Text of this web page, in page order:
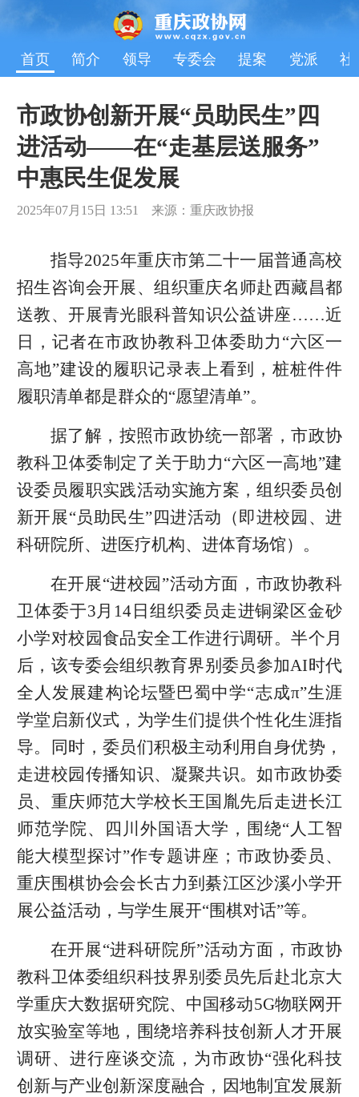
首页 简介 领导 专委会 提案 党派 社
市政协创新开展“员助民生”四
进活动——在“走基层送服务”
中惠民生促发展
2025年07月15日 13:51 来源：重庆政协报
指导2025年重庆市第二十一届普通高校
招生咨询会开展、组织重庆名师赴西藏昌都
送教、开展青光眼科普知识公益讲座……近
日，记者在市政协教科卫体委助力“六区一
高地”建设的履职记录表上看到，桩桩件件
履职清单都是群众的“愿望清单”。
据了解，按照市政协统一部署，市政协
教科卫体委制定了关于助力“六区一高地”建
设委员履职实践活动实施方案，组织委员创
新开展“员助民生”四进活动（即进校园、进
科研院所、进医疗机构、进体育场馆）。
在开展“进校园”活动方面，市政协教科
卫体委于3月14日组织委员走进铜梁区金砂
小学对校园食品安全工作进行调研。半个月
后，该专委会组织教育界别委员参加AI时代
全人发展建构论坛暨巴蜀中学“志成π”生涯
学堂启新仪式，为学生们提供个性化生涯指
导。同时，委员们积极主动利用自身优势，
走进校园传播知识、凝聚共识。如市政协委
员、重庆师范大学校长王国胤先后走进长江
师范学院、四川外国语大学，围绕“人工智
能大模型探讨”作专题讲座；市政协委员、
重庆围棋协会会长古力到綦江区沙溪小学开
展公益活动，与学生展开“围棋对话”等。
在开展“进科研院所”活动方面，市政协
教科卫体委组织科技界别委员先后赴北京大
学重庆大数据研究院、中国移动5G物联网开
放实验室等地，围绕培养科技创新人才开展
调研、进行座谈交流，为市政协“强化科技
创新与产业创新深度融合，因地制宜发展新